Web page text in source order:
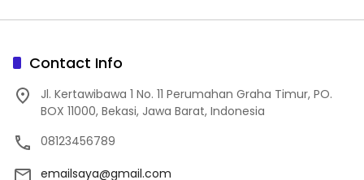
Contact Info
Jl. Kertawibawa 1 No. 11 Perumahan Graha Timur, PO.
BOX 11000, Bekasi, Jawa Barat, Indonesia
08123456789
emailsaya@gmail.com